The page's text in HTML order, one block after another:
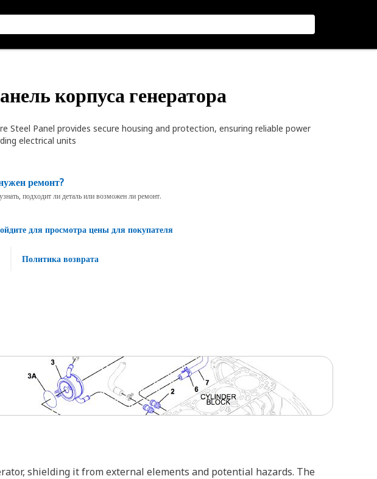
корпуса генератора
Steel Panel provides secure housing and protection, ensuring reliable power
electrical units
ремонт?
подходит ли деталь или возможен ли ремонт.
для просмотра цены для покупателя
Политика возврата
shielding it from external elements and potential hazards. The